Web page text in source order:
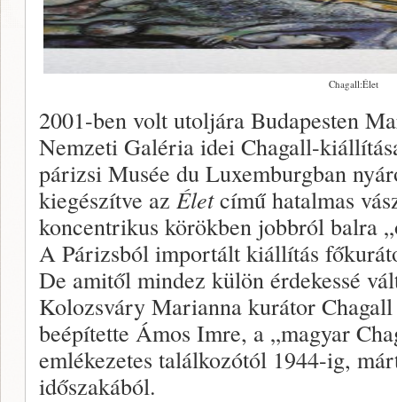
Chagall:Élet
2001-ben volt utoljára Budapesten
Nemzeti Galéria idei Chagall-
párizsi Musée du Luxemburgban
kiegészítve az Életcímű hatalmas
koncentrikus körökben jobbról balra
A Párizsból importált kiállítás
De amitől mindez külön érdekessé
Kolozsváry Marianna kurátor
beépítette Ámos Imre, a „magyar
emlékezetes találkozótól 1944-ig,
időszakából.